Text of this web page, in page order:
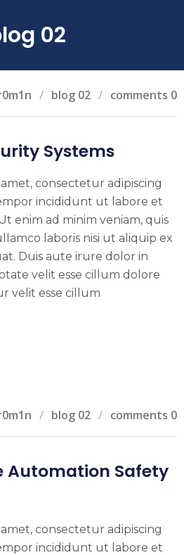
02
blog 02 comments 0
Systems
consectetur adipiscing
incididunt ut labore et
enim ad minim veniam, quis
laboris nisi ut aliquip ex
Duis aute irure dolor in
velit esse cillum dolore
velit esse cillum
blog 02 comments 0
Automation Safety
consectetur adipiscing
incididunt ut labore et